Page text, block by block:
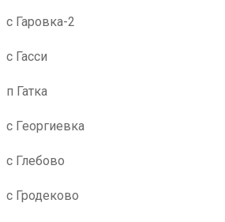
с Гаровка-2
с Гасси
п Гатка
с Георгиевка
с Глебово
с Гродеково